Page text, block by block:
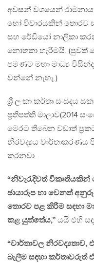
අවසන් වශයෙන්
හෝ විචාරයකින් තොරව
සහ රේඩියෝ නාලිකා
නොතකා හැරීමයි. (පුවත්
පමණට මහා මාධ්‍ය
වන්නේ නැහැ.)
ශ්‍රී ලංකා කර්තෘ සංසදය
ප්‍රතිපත්ති මාලාව(2014
මෙරට තිබෙන වඩාත්
නිරවද්‍යය වාර්තාකරණය
කරනවා.
“නිවැරැදිවත්
ඡායාරූප හා වෙනත්
තොරව පළ කිරීම සඳහා
කළ යුත්තේය,” යයි එහි
“වාර්තාවල
බැලීම සඳහා කර්තෘවරුත්